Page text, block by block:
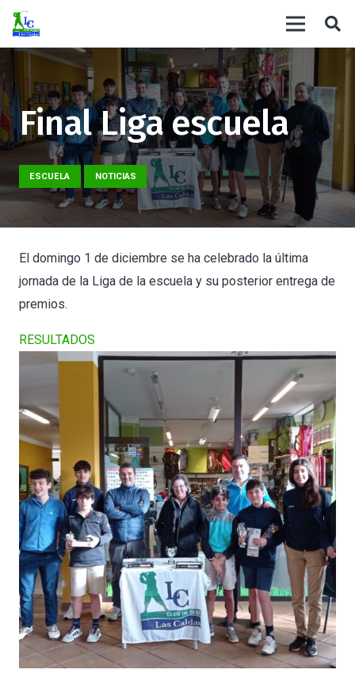
Final Liga escuela
ESCUELA NOTICIAS
El domingo 1 de diciembre se ha celebrado la última
jornada de la Liga de la escuela y su posterior entrega de
premios.
RESULTADOS